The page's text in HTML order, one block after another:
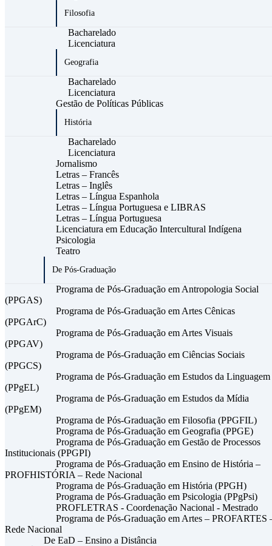
Filosofia
Bacharelado
Licenciatura
Geografia
Bacharelado
Licenciatura
Gestão de Políticas Públicas
História
Bacharelado
Licenciatura
Jornalismo
Letras – Francês
Letras – Inglês
Letras – Língua Espanhola
Letras – Língua Portuguesa e LIBRAS
Letras – Língua Portuguesa
Licenciatura em Educação Intercultural Indígena
Psicologia
Teatro
De Pós-Graduação
Programa de Pós-Graduação em Antropologia Social
(PPGAS)
Programa de Pós-Graduação em Artes Cênicas
(PPGArC)
Programa de Pós-Graduação em Artes Visuais
(PPGAV)
Programa de Pós-Graduação em Ciências Sociais
(PPGCS)
Programa de Pós-Graduação em Estudos da Linguagem
(PPgEL)
Programa de Pós-Graduação em Estudos da Mídia
(PPgEM)
Programa de Pós-Graduação em Filosofia (PPGFIL)
Programa de Pós-Graduação em Geografia (PPGE)
Programa de Pós-Graduação em Gestão de Processos
Institucionais (PPGPI)
Programa de Pós-Graduação em Ensino de História –
PROFHISTÓRIA – Rede Nacional
Programa de Pós-Graduação em História (PPGH)
Programa de Pós-Graduação em Psicologia (PPgPsi)
PROFLETRAS - Coordenação Nacional - Mestrado
Programa de Pós-Graduação em Artes – PROFARTES
Rede Nacional
De EaD – Ensino a Distância